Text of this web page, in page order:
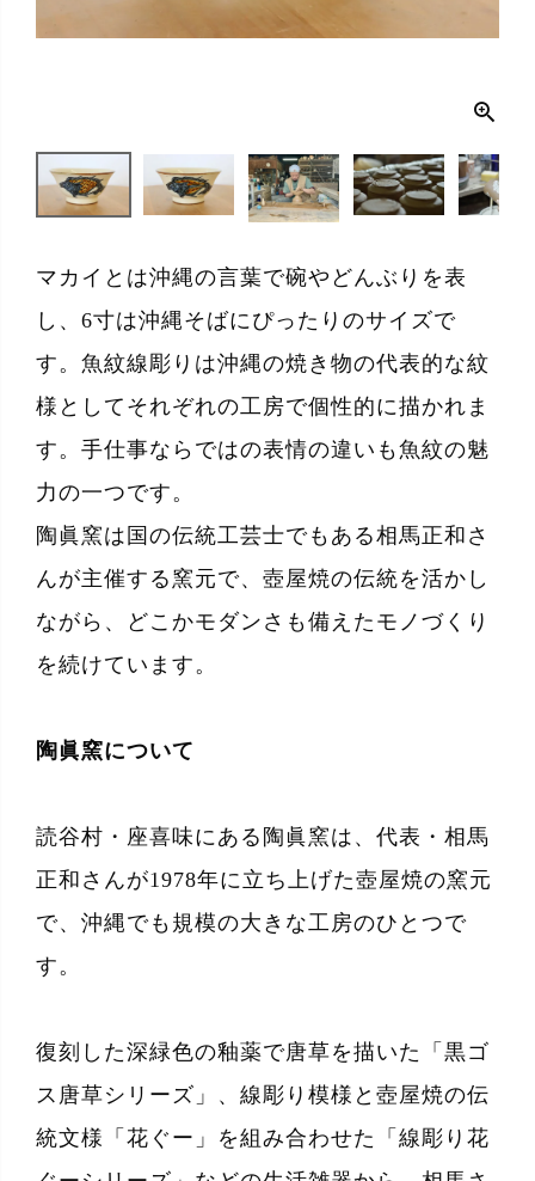
マカイとは沖縄の言葉で碗やどんぶりを表
し、6寸は沖縄そばにぴったりのサイズで
す。魚紋線彫りは沖縄の焼き物の代表的な紋
様としてそれぞれの工房で個性的に描かれま
す。手仕事ならではの表情の違いも魚紋の魅
力の一つです。
陶眞窯は国の伝統工芸士でもある相馬正和さ
んが主催する窯元で、壺屋焼の伝統を活かし
ながら、どこかモダンさも備えたモノづくり
を続けています。
陶眞窯について
読谷村・座喜味にある陶眞窯は、代表・相馬
正和さんが1978年に立ち上げた壺屋焼の窯元
で、沖縄でも規模の大きな工房のひとつで
す。
復刻した深緑色の釉薬で唐草を描いた「黒ゴ
ス唐草シリーズ」、線彫り模様と壺屋焼の伝
統文様「花ぐー」を組み合わせた「線彫り花